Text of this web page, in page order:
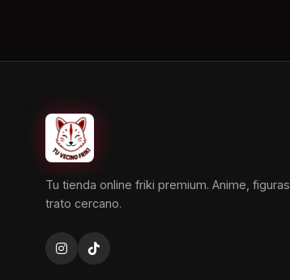
Tu tienda online friki premium. Anime,
trato cercano.